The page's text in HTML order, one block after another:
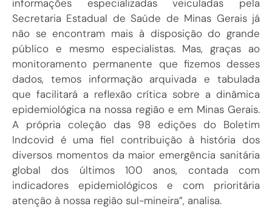
informações especializadas veiculadas pela
Secretaria Estadual de Saúde de Minas Gerais já
não se encontram mais à disposição do grande
público e mesmo especialistas. Mas, graças ao
monitoramento permanente que fizemos desses
dados, temos informação arquivada e tabulada
que facilitará a reflexão crítica sobre a dinâmica
epidemiológica na nossa região e em Minas Gerais.
A própria coleção das 98 edições do Boletim
Indcovid é uma fiel contribuição à história dos
diversos momentos da maior emergência sanitária
global dos últimos 100 anos, contada com
indicadores epidemiológicos e com prioritária
atenção à nossa região sul-mineira”, analisa.